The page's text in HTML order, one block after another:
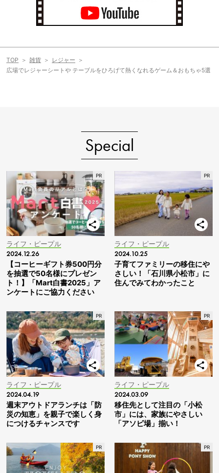
TOP 雑貨
レジャー
広場でレジャーシートや テーブルをひろげて熱くなれるゲーム＆おもちゃ5選
Special
ライフ・ピープル
2024.12.26
【コーヒーギフト券500円分
を抽選で50名様にプレゼン
ト！】「Mart白書2025」ア
ンケートにご協力ください
ライフ・ピープル
2024.10.25
子育てファミリーの移住にや
さしい！「石川県小松市」に
住んでみてわかったこと
ライフ・ピープル
2024.04.19
週末アウトドアランチは「防
災の知恵」を親子で楽しく身
につけるチャンスです
ライフ・ピープル
2024.03.09
移住先として注目の「小松
市」には、家族にやさしい
「アソビ場」揃い！